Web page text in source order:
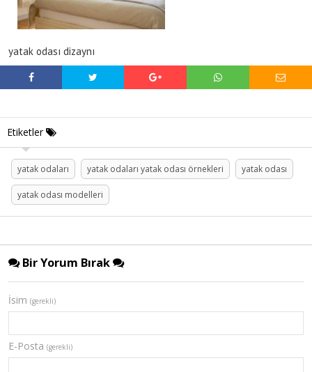
yatak odası dizaynı
Etiketler
yatak odaları yatak odaları yatak odası örnekleri yatak odası
yatak odası modelleri
Bir Yorum Bırak
İsim (gerekli)
E-Posta (gerekli)